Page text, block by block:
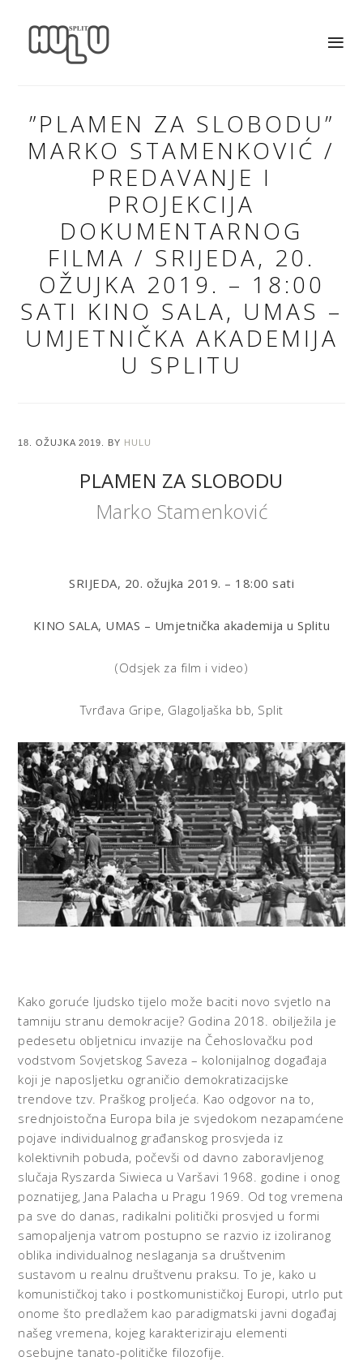
”PLAMEN ZA SLOBODU”
MARKO STAMENKOVIĆ /
PREDAVANJE I
PROJEKCIJA
DOKUMENTARNOG
FILMA / SRIJEDA, 20.
OŽUJKA 2019. – 18:00
SATI KINO SALA, UMAS –
UMJETNIČKA AKADEMIJA
U SPLITU
18. OŽUJKA 2019. BY HULU
PLAMEN ZA SLOBODU
Marko Stamenković
SRIJEDA, 20. ožujka 2019. – 18:00 sati
KINO SALA, UMAS – Umjetnička akademija u Splitu
(Odsjek za film i video)
Tvrđava Gripe, Glagoljaška bb, Split
Kako goruće ljudsko tijelo može baciti novo svjetlo na
tamniju stranu demokracije? Godina 2018. obilježila je
pedesetu obljetnicu invazije na Čehoslovačku pod
vodstvom Sovjetskog Saveza – kolonijalnog događaja
koji je naposljetku ograničio demokratizacijske
trendove tzv. Praškog proljeća. Kao odgovor na to,
srednjoistočna Europa bila je svjedokom nezapamćene
pojave individualnog građanskog prosvjeda iz
kolektivnih pobuda, počevši od davno zaboravljenog
slučaja Ryszarda Siwieca u Varšavi 1968. godine i onog
poznatijeg, Jana Palacha u Pragu 1969. Od tog vremena
pa sve do danas, radikalni politički prosvjed u formi
samopaljenja vatrom postupno se razvio iz izoliranog
oblika individualnog neslaganja sa društvenim
sustavom u realnu društvenu praksu. To je, kako u
komunističkoj tako i postkomunističkoj Europi, utrlo put
onome što predlažem kao paradigmatski javni događaj
našeg vremena, kojeg karakteriziraju elementi
osebujne tanato-političke filozofije.